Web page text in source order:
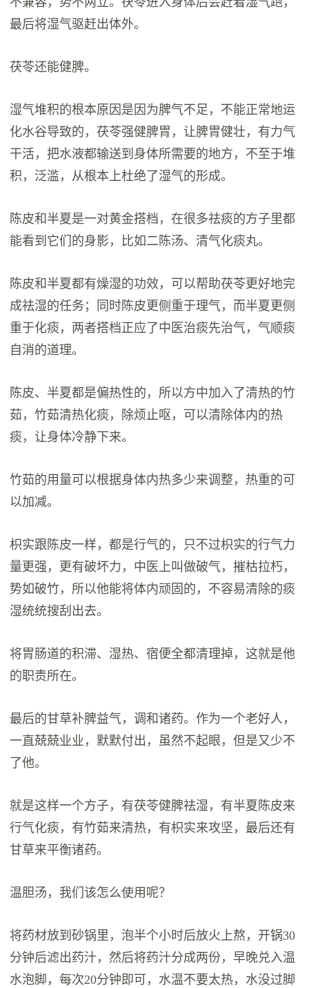
最后将湿气驱赶出体外。
茯苓还能健脾。
湿气堆积的根本原因是因为脾气不足，不能正常地运
化水谷导致的，茯苓强健脾胃，让脾胃健壮，有力气
干活，把水液都输送到身体所需要的地方，不至于堆
积，泛滥，从根本上杜绝了湿气的形成。
陈皮和半夏是一对黄金搭档，在很多祛痰的方子里都
能看到它们的身影，比如二陈汤、清气化痰丸。
陈皮和半夏都有燥湿的功效，可以帮助茯苓更好地完
成祛湿的任务；同时陈皮更侧重于理气，而半夏更侧
重于化痰，两者搭档正应了中医治痰先治气，气顺痰
自消的道理。
陈皮、半夏都是偏热性的，所以方中加入了清热的竹
茹，竹茹清热化痰，除烦止呕，可以清除体内的热
痰，让身体冷静下来。
竹茹的用量可以根据身体内热多少来调整，热重的可
以加减。
枳实跟陈皮一样，都是行气的，只不过枳实的行气力
量更强，更有破坏力，中医上叫做破气，摧枯拉朽，
势如破竹，所以他能将体内顽固的，不容易清除的痰
湿统统搜刮出去。
将胃肠道的积滞、湿热、宿便全都清理掉，这就是他
的职责所在。
最后的甘草补脾益气，调和诸药。作为一个老好人，
一直兢兢业业，默默付出，虽然不起眼，但是又少不
了他。
就是这样一个方子，有茯苓健脾祛湿，有半夏陈皮来
行气化痰，有竹茹来清热，有枳实来攻坚，最后还有
甘草来平衡诸药。
温胆汤，我们该怎么使用呢？
将药材放到砂锅里，泡半个小时后放火上熬，开锅30
分钟后滤出药汁，然后将药汁分成两份，早晚兑入温
水泡脚，每次20分钟即可，水温不要太热，水没过脚